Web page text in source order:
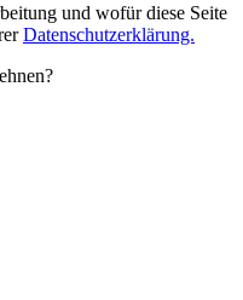
und wofür diese Seite
Datenschutzerklärung.